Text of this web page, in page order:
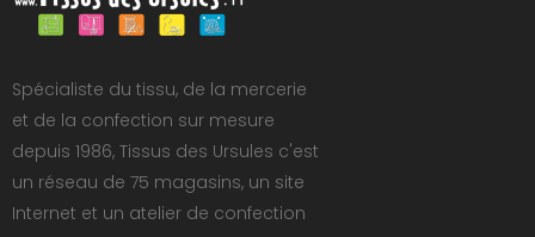
Spécialiste du tissu, de la mercerie
et de la confection sur mesure
depuis 1986, Tissus des Ursules c'est
un réseau de 75 magasins, un site
Internet et un atelier de confection